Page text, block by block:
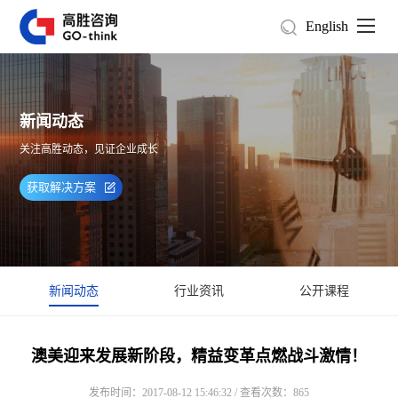
English
新闻动态
关注高胜动态，见证企业成长
获取解决方案
新闻动态 行业资讯 公开课程
澳美迎来发展新阶段，精益变革点燃战斗激情！
发布时间：2017-08-12 15:46:32 / 查看次数：865